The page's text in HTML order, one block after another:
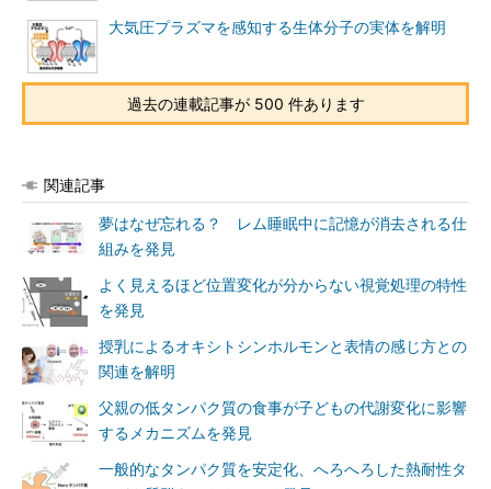
大気圧プラズマを感知する生体分子の実体を解明
過去の連載記事が 500 件あります
関連記事
夢はなぜ忘れる？ レム睡眠中に記憶が消去される仕
組みを発見
よく見えるほど位置変化が分からない視覚処理の特性
を発見
授乳によるオキシトシンホルモンと表情の感じ方との
関連を解明
父親の低タンパク質の食事が子どもの代謝変化に影響
するメカニズムを発見
一般的なタンパク質を安定化、へろへろした熱耐性タ